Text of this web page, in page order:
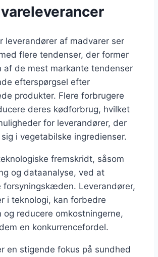
leverandører af madvarer ser
flere tendenser, der former
af de mest markante tendenser
efterspørgsel efter
produkter. Flere forbrugere
deres kødforbrug, hvilket
for leverandører, der
i vegetabilske ingredienser.
fremskridt, såsom
og dataanalyse, ved at
forsyningskæden. Leverandører,
i teknologi, kan forbedre
reducere omkostningerne,
en konkurrencefordel.
en stigende fokus på sundhed